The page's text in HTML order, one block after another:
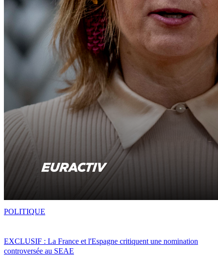
EXCLUSIF : La France et l'Espagne critiquent une nomination
controversée au SEAE
POLITIQUE